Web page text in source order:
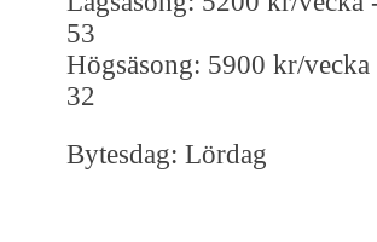
53
Högsäsong: 5900 kr/
32
Bytesdag: Lördag